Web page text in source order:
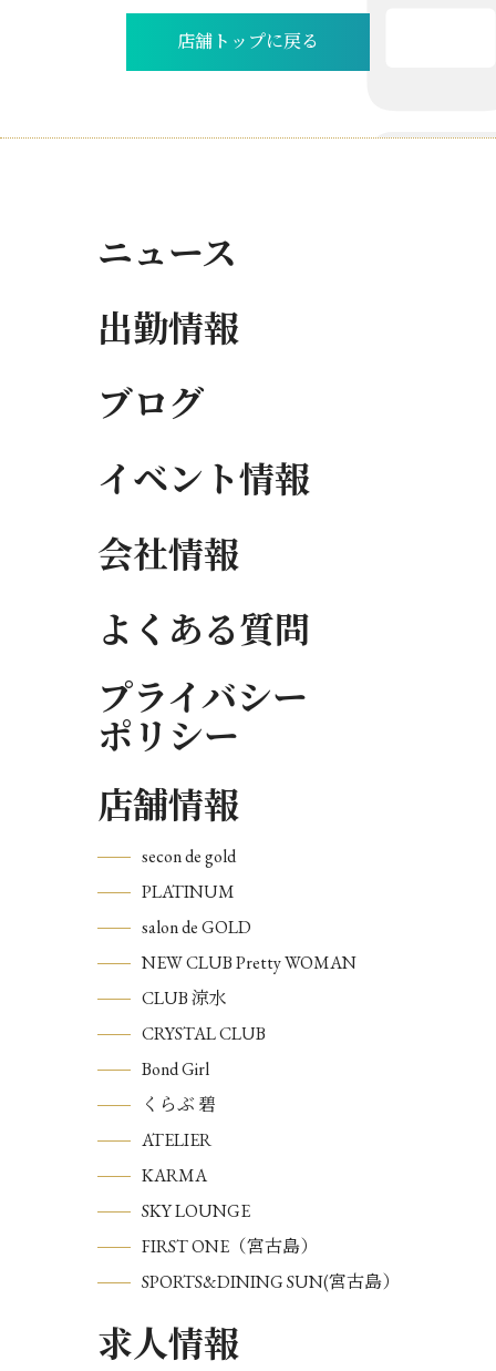
店舗トップに戻る
ニュース
出勤情報
ブログ
イベント情報
会社情報
よくある質問
プライバシー
ポリシー
店舗情報
secon de gold
PLATINUM
salon de GOLD
NEW CLUB Pretty WOMAN
CLUB 涼水
CRYSTAL CLUB
Bond Girl
くらぶ 碧
ATELIER
KARMA
SKY LOUNGE
FIRST ONE（宮古島）
SPORTS&DINING SUN(宮古島）
求人情報